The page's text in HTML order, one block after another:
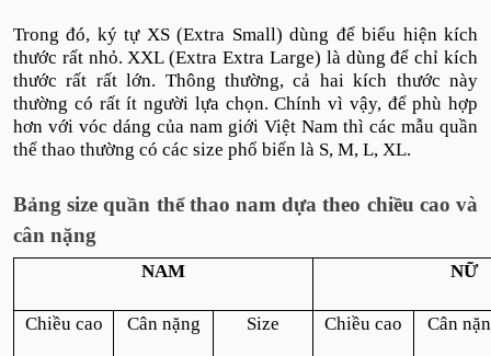
Trong đó, ký tự XS (Extra Small) dùng để biểu hiện kích
thước rất nhỏ. XXL (Extra Extra Large) là dùng để chỉ kích
thước rất rất lớn. Thông thường, cả hai kích thước này
thường có rất ít người lựa chọn. Chính vì vậy, để phù hợp
hơn với vóc dáng của nam giới Việt Nam thì các mẫu quần
thể thao thường có các size phổ biến là S, M, L, XL.
Bảng size quần thể thao nam dựa theo chiều cao và
cân nặng
NAM NỮ
Chiều cao Cân nặng Size Chiều cao Cân